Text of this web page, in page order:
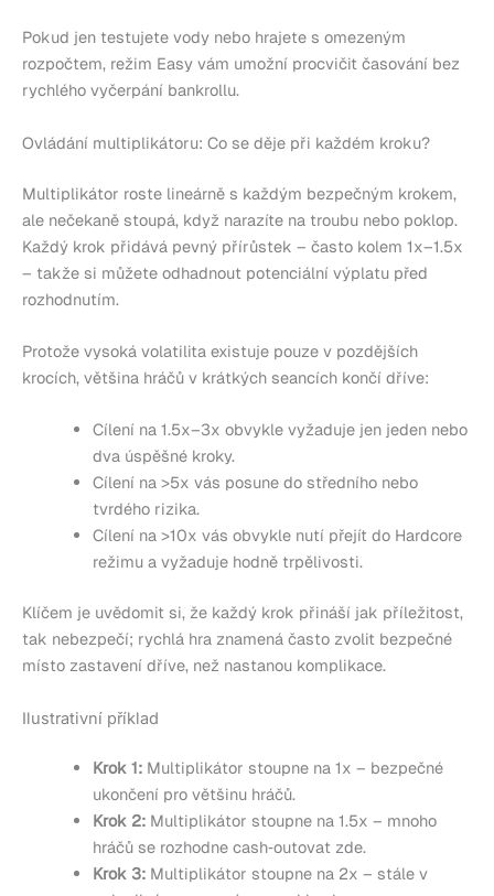
Pokud jen testujete vody nebo hrajete s omezeným
rozpočtem, režim Easy vám umožní procvičit časování bez
rychlého vyčerpání bankrollu.
Ovládání multiplikátoru: Co se děje při každém kroku?
Multiplikátor roste lineárně s každým bezpečným krokem,
ale nečekaně stoupá, když narazíte na troubu nebo poklop.
Každý krok přidává pevný přírůstek – často kolem 1x–1.5x
– takže si můžete odhadnout potenciální výplatu před
rozhodnutím.
Protože vysoká volatilita existuje pouze v pozdějších
krocích, většina hráčů v krátkých seancích končí dříve:
Cílení na 1.5x–3x obvykle vyžaduje jen jeden nebo
dva úspěšné kroky.
Cílení na >5x vás posune do středního nebo
tvrdého rizika.
Cílení na >10x vás obvykle nutí přejít do Hardcore
režimu a vyžaduje hodně trpělivosti.
Klíčem je uvědomit si, že každý krok přináší jak příležitost,
tak nebezpečí; rychlá hra znamená často zvolit bezpečné
místo zastavení dříve, než nastanou komplikace.
Ilustrativní příklad
Krok 1:Multiplikátor stoupne na 1x – bezpečné
ukončení pro většinu hráčů.
Krok 2:Multiplikátor stoupne na 1.5x – mnoho
hráčů se rozhodne cash‑outovat zde.
Krok 3:Multiplikátor stoupne na 2x – stále v